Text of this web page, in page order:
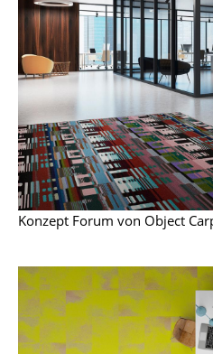
Doppelbetten
Einzelbetten
Stapelbetten
Kinderbetten
Nachttische &
... alle Betten
Accessoires
Uhren
Spiegel
Figuren & Miniaturen
Konzept Forum von Object